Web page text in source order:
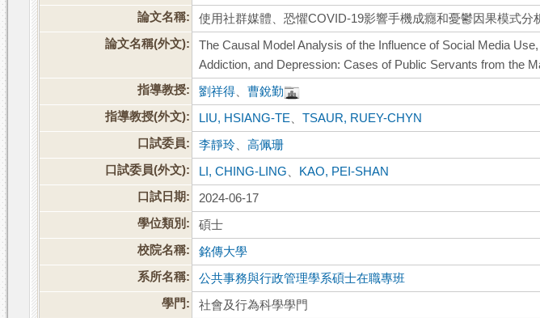
論文名稱:
使用社群媒體、恐懼COVID-19影響手機成癮和憂鬱因果模式分
論文名稱(外文):
The Causal Model Analysis of the Influence of Social Media
Addiction, and Depression: Cases of Public Servants from the
指導教授:
劉祥得 、曹銳勤
指導教授(外文):
LIU, HSIANG-TE 、TSAUR, RUEY-CHYN
口試委員:
李靜玲 、高佩珊
口試委員(外文):
LI, CHING-LING
KAO, PEI-SHAN
口試日期:
2024-06-17
學位類別:
碩士
校院名稱:
銘傳大學
系所名稱:
公共事務與行政管理學系碩士在職專班
學門:
社會及行為科學學門